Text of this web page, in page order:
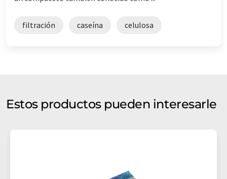
filtración caseína celulosa
Estos productos pueden interesarle